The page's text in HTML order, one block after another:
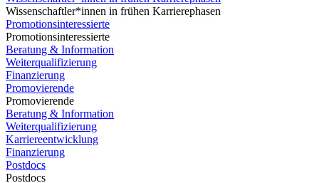
Wissenschaftler*innen in frühen Karrierephasen
Promotionsinteressierte
Promotionsinteressierte
Beratung & Information
Weiterqualifizierung
Finanzierung
Promovierende
Promovierende
Beratung & Information
Weiterqualifizierung
Karriereentwicklung
Finanzierung
Postdocs
Postdocs